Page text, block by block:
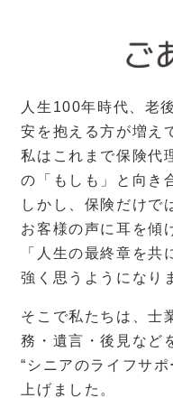
人生100年時代、老
安を抱える方が増え
私はこれまで保険代
の「もしも」と向き
しかし、保険だけで
お客様の声に耳を傾
「人生の最終章を共
強く思うようになり
そこで私たちは、士
務・遺言・後見など
“シニアのライフサ
上げました。